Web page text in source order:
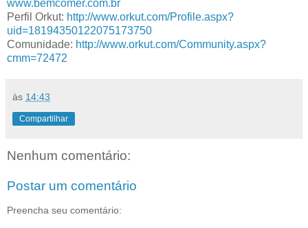
www.bemcomer.com.br
Perfil Orkut: http://www.orkut.com/Profile.aspx?
uid=18194350122075173750
Comunidade: http://www.orkut.com/Community.aspx?
cmm=72472
às 14:43
Compartilhar
Nenhum comentário:
Postar um comentário
Preencha seu comentário: